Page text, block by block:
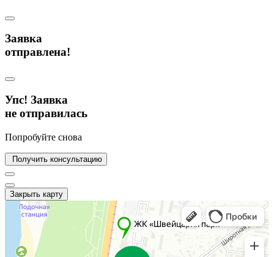
Заявка
отправлена!
Упс! Заявка
не отправилась
Попробуйте снова
Получить консультацию
Закрыть карту